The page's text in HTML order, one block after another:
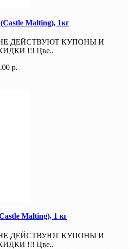
Malting), 1кг
ДЕЙСТВУЮТ КУПОНЫ И
!!! Цве..
р.
Malting), 1 кг
ДЕЙСТВУЮТ КУПОНЫ И
!!! Цве..